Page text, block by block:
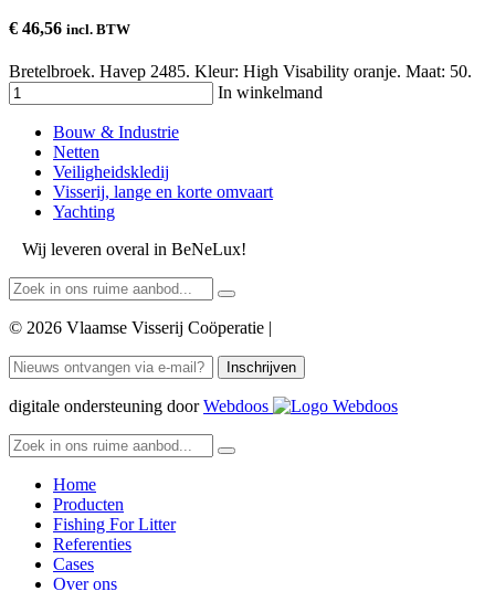
€ 46,56 incl. BTW
Bretelbroek. Havep 2485. Kleur: High Visability oranje. Maat: 50.
In winkelmand
Bouw & Industrie
Netten
Veiligheidskledij
Visserij, lange en korte omvaart
Yachting
Wij leveren overal in BeNeLux!
© 2026 Vlaamse Visserij Coöperatie |
Inschrijven
digitale ondersteuning doorWebdoos
Home
Producten
Fishing For Litter
Referenties
Cases
Over ons